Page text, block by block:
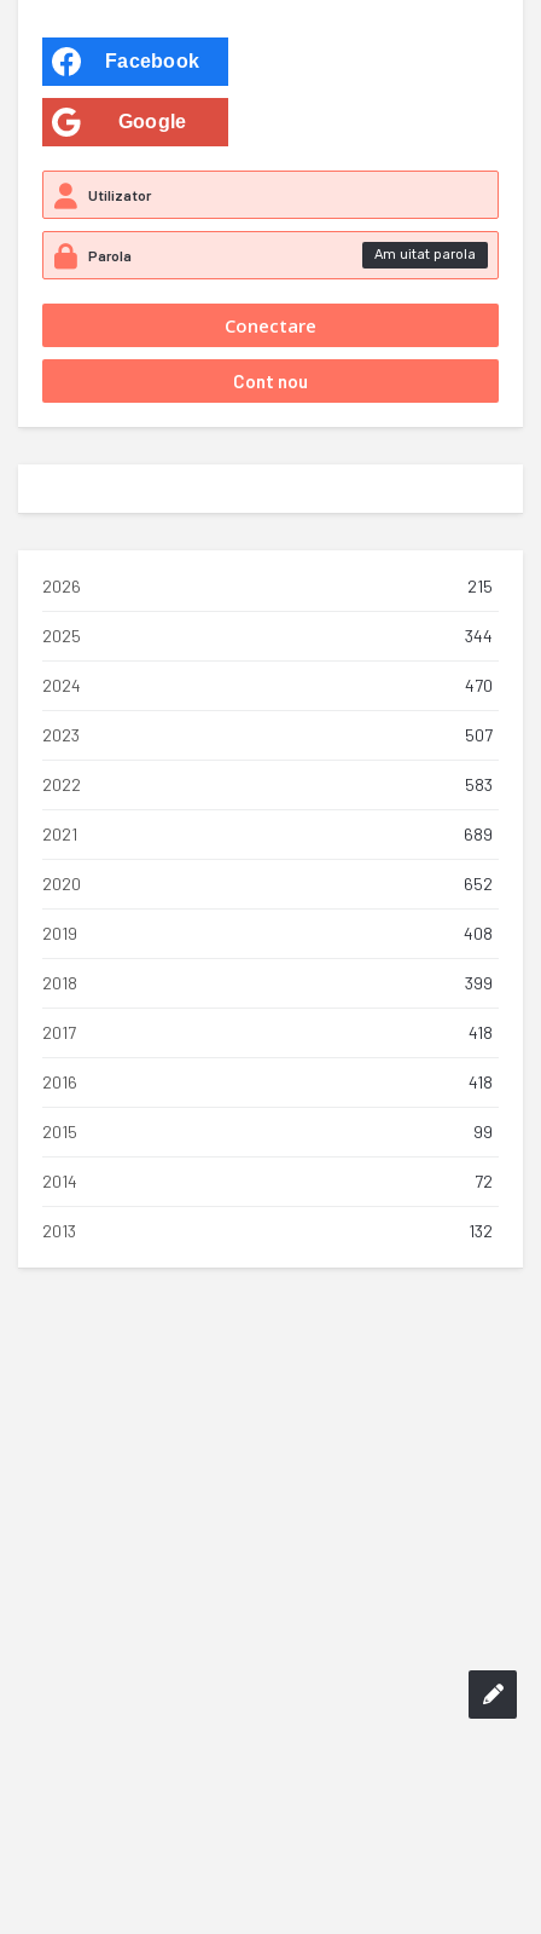
Facebook
Google
Am uitat parola
2026 215
2025 344
2024 470
2023 507
2022 583
2021 689
2020 652
2019 408
2018 399
2017 418
2016 418
2015 99
2014 72
2013 132